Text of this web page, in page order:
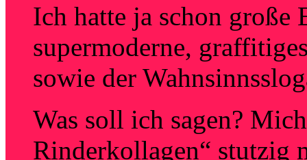
Ich hatte ja schon große
supermoderne,
sowie der
Was soll ich sagen?
Rinderkollagen“ stutzig